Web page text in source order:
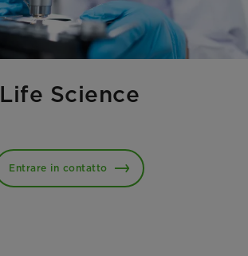
Life Science
Entrare in contatto